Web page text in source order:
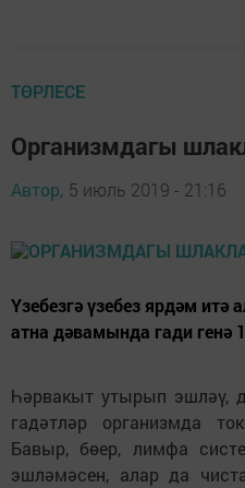
ТӨРЛЕСЕ
Организмдагы
Автор, 5 июль 2019 - 21:16
Үзебезгә үзебез ярдәм
атна дәвамында гади генә
Һәрвакыт утырып эшләү,
гадәтләр организмда
Бавыр, бөер, лимфа
эшләмәсен, алар да